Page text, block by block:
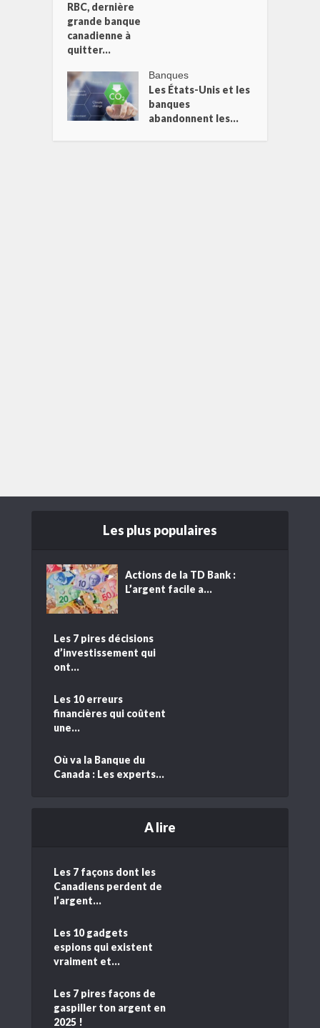
RBC, dernière
grande banque
canadienne à
quitter...
Banques
Les États-Unis et les
banques
abandonnent les...
Les plus populaires
Actions de la TD Bank :
L’argent facile a...
Les 7 pires décisions
d’investissement qui
ont...
Les 10 erreurs
financières qui coûtent
une...
Où va la Banque du
Canada : Les experts...
A lire
Les 7 façons dont les
Canadiens perdent de
l’argent...
Les 10 gadgets
espions qui existent
vraiment et...
Les 7 pires façons de
gaspiller ton argent en
2025 !